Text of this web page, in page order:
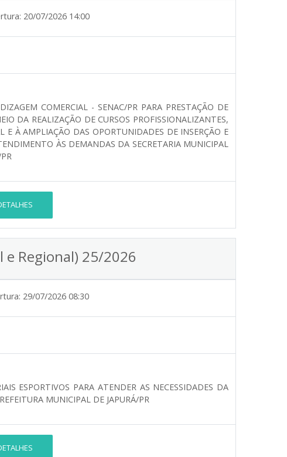
20/07/2026 14:00
COMERCIAL - SENAC/PR PARA PRESTAÇÃO DE
DA REALIZAÇÃO DE CURSOS PROFISSIONALIZANTES,
À AMPLIAÇÃO DAS OPORTUNIDADES DE INSERÇÃO E
ÀS DEMANDAS DA SECRETARIA MUNICIPAL
e Regional) 25/2026
29/07/2026 08:30
ESPORTIVOS PARA ATENDER AS NECESSIDADES DA
MUNICIPAL DE JAPURÁ/PR